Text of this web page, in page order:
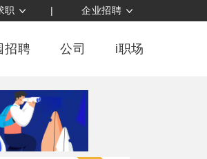
职 | 企业招聘
招聘 公司 i职场